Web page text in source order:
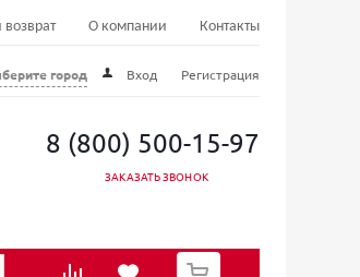
возврат О компании Контакты
город Вход Регистрация
8 (800) 500-15-97
ЗАКАЗАТЬ ЗВОНОК
0